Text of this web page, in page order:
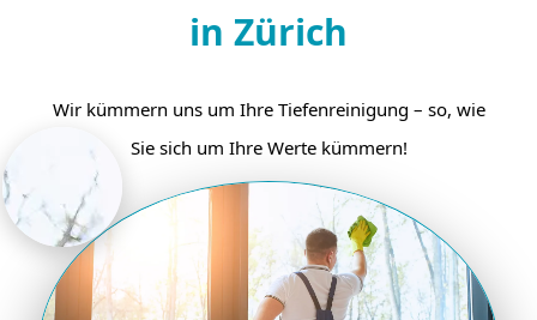
in Zürich
Wir kümmern uns um Ihre Tiefenreinigung – so, wie
Sie sich um Ihre Werte kümmern!